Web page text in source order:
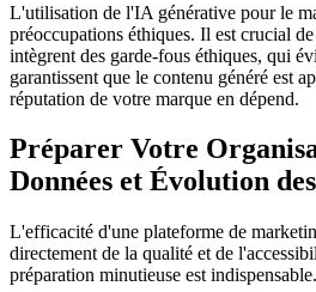
L'utilisation de l'IA générative pour le
préoccupations éthiques. Il est crucial
intègrent des garde-fous éthiques, qui
garantissent que le contenu généré est
réputation de votre marque en dépend.
Préparer Votre
Données et Évolution
L'efficacité d'une plateforme de
directement de la qualité et de
préparation minutieuse est indispensable.